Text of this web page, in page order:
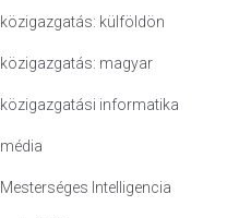
közigazgatás: külföldön
közigazgatás: magyar
közigazgatási informatika
média
Mesterséges Intelligencia